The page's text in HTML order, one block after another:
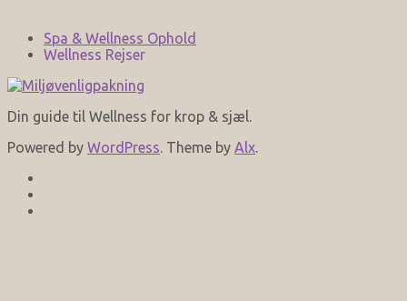
Spa & Wellness Ophold
Wellness Rejser
Din guide til Wellness for krop & sjæl.
Powered by WordPress. Theme by Alx.